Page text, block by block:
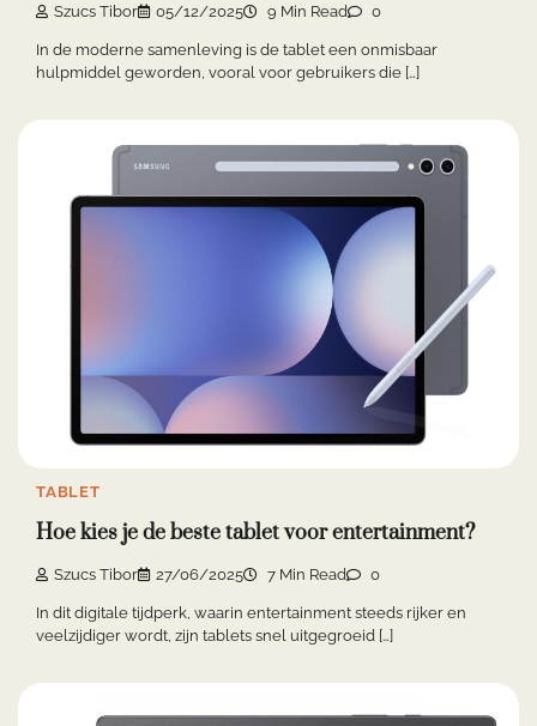
Szucs Tibor 05/12/2025 9 Min Read 0
In de moderne samenleving is de tablet een onmisbaar
hulpmiddel geworden, vooral voor gebruikers die […]
TABLET
Hoe kies je de beste tablet voor entertainment?
Szucs Tibor 27/06/2025 7 Min Read 0
In dit digitale tijdperk, waarin entertainment steeds rijker en
veelzijdiger wordt, zijn tablets snel uitgegroeid […]